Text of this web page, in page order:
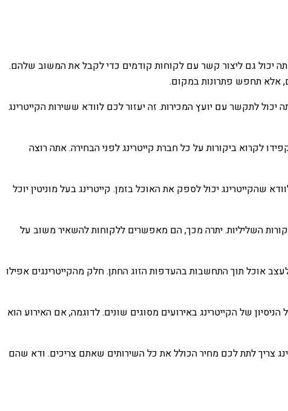
יכול גם ליצור קשר עם לקוחות קודמים כדי לקבל את המשוב שלהם.
אלא תחפש פתרונות במקום.
לתקשר עם יועץ המכירות. זה יעזור לכם לוודא ששירות הקייטרינג
לקרוא ביקורות על כל חברת קייטרינג לפני הבחירה. אתה רוצה
יכול לספק את האוכל בזמן. קייטרינג בעל מוניטין יוכל
השליליות. יתרה מכך, הם מאפשרים ללקוחות להשאיר משוב על
לעצב אוכל תוך התחשבות בהעדפות הזוג החתן. חלק מהקייטרינגים אפילו
של הקייטרינג באירועים מסוגים שונים. לדוגמה, אם האירוע הוא
צריך לתת לכם מחיר הכולל את כל השירותים שאתם צריכים. ודא שהם